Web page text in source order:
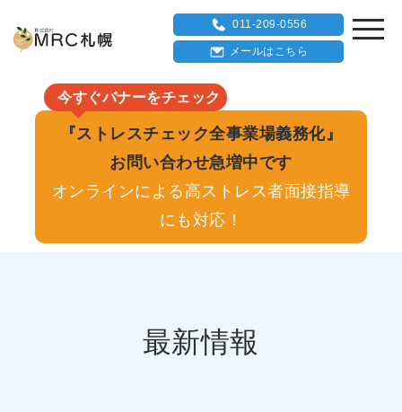
011-209-0556
メールはこちら
今すぐバナーをチェック
『ストレスチェック全事業場義務化』
お問い合わせ急増中です
オンラインによる高ストレス者面接指導
にも対応！
最新情報